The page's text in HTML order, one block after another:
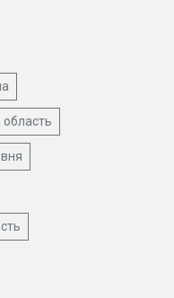
область